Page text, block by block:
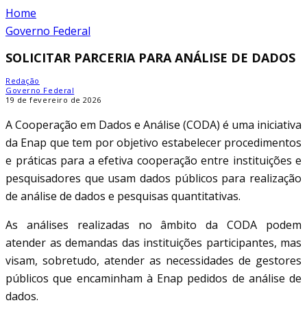
Home
Governo Federal
SOLICITAR PARCERIA PARA ANÁLISE DE DADOS​
Redação
Governo Federal
19 de fevereiro de 2026
A Cooperação em Dados e Análise (CODA) é uma iniciativa
da Enap que tem por objetivo estabelecer procedimentos
e práticas para a efetiva cooperação entre instituições e
pesquisadores que usam dados públicos para realização
de análise de dados e pesquisas quantitativas.
As análises realizadas no âmbito da CODA podem
atender as demandas das instituições participantes, mas
visam, sobretudo, atender as necessidades de gestores
públicos que encaminham à Enap pedidos de análise de
dados.